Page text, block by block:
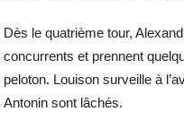
Dès le quatrième tour,
concurrents et prennent
peloton. Louison surveille à
Antonin sont lâchés.